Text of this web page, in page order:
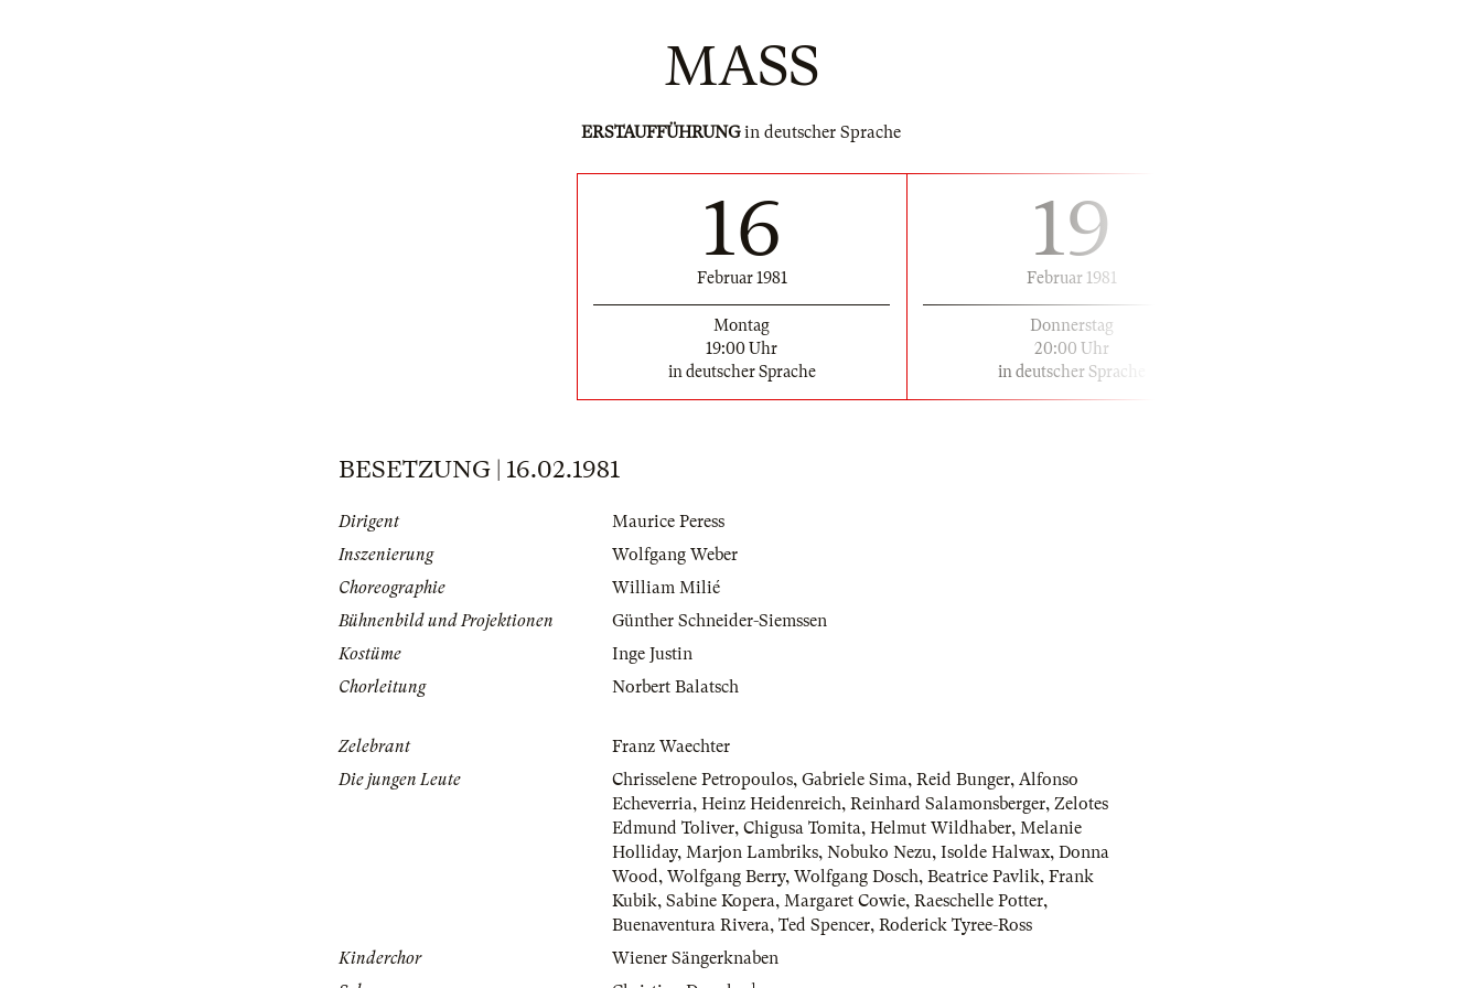
MASS
ERSTAUFFÜHRUNGin deutscher Sprache
16
Februar 1981
Montag
19:00 Uhr
in deutscher Sprache
19
Februar 1981
Donnerstag
20:00 Uhr
in deutscher Sprache
BESETZUNG | 16.02.1981
Dirigent
Maurice Peress
Inszenierung
Wolfgang Weber
Choreographie
William Milié
Bühnenbild und Projektionen
Günther Schneider-Siemssen
Kostüme
Inge Justin
Chorleitung
Norbert Balatsch
Zelebrant
Franz Waechter
Die jungen Leute
Chrisselene Petropoulos, Gabriele Sima, Reid Bunger, Alfonso
Echeverria, Heinz Heidenreich, Reinhard Salamonsberger, Zelotes
Edmund Toliver, Chigusa Tomita, Helmut Wildhaber, Melanie
Holliday, Marjon Lambriks, Nobuko Nezu, Isolde Halwax, Donna
Wood, Wolfgang Berry, Wolfgang Dosch, Beatrice Pavlik, Frank
Kubik, Sabine Kopera, Margaret Cowie, Raeschelle Potter,
Buenaventura Rivera, Ted Spencer, Roderick Tyree-Ross
Kinderchor
Wiener Sängerknaben